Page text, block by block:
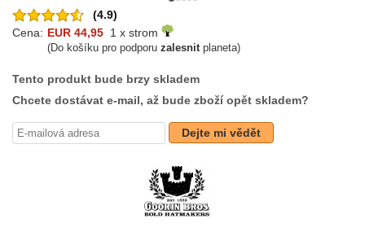
(4.9)
Cena: EUR 44,95 1 x strom
(Do košíku pro podporu zalesnitplaneta)
Tento produkt bude brzy skladem
Chcete dostávat e-mail, až bude zboží opět skladem?
Dejte mi vědět